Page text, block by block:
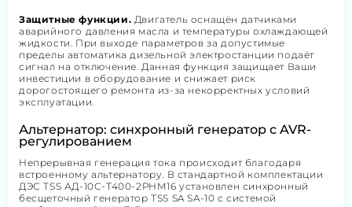
Защитные функции. Двигатель оснащён датчиками
аварийного давления масла и температуры охлаждающей
жидкости. При выходе параметров за допустимые
пределы автоматика дизельной электростанции подаёт
сигнал на отключение. Данная функция защищает Ваши
инвестиции в оборудование и снижает риск
дорогостоящего ремонта из-за некорректных условий
эксплуатации.
Альтернатор: синхронный генератор с AVR-
регулированием
Непрерывная генерация тока происходит благодаря
встроенному альтернатору. В стандартной комплектации
ДЭС TSS АД-10С-Т400-2РНМ16 установлен синхронный
бесщеточный генератор TSS SA SA-10 с системой